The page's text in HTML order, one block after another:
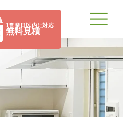
1営業日以内に対応
無料見積